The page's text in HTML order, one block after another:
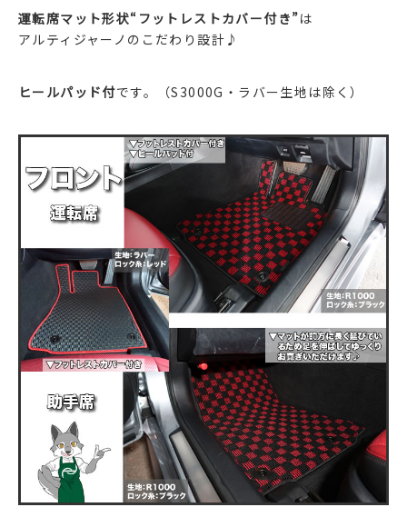
運転席マット形状“フットレストカバー付き”は
アルティジャーノのこだわり設計♪
ヒールパッド付です。（S3000G・ラバー生地は除く）